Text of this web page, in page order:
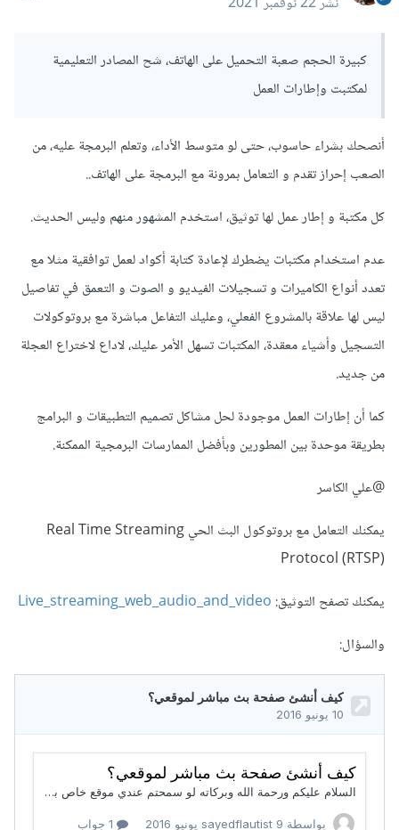
كبيرة الحجم صعبة التحميل على الهاتف، شح المصادر التعليمية
لمكتبت وإطارات العمل
أنصحك بشراء حاسوب، حتى لو متوسط الأداء، وتعلم البرمجة عليه، من
الصعب إحراز تقدم و التعامل بمرونة مع البرمجة على الهاتف..
كل مكتبة و إطار عمل لها توثيق، استخدم المشهور منهم وليس الحديث.
عدم استخدام مكتبات يضطرك لإعادة كتابة أكواد لعمل توافقية مثلا مع
تعدد أنواع الكاميرات و تسجيلات الفيديو و الصوت و التعمق في تفاصيل
ليس لها علاقة بالمشروع الفعلي، وعليك التفاعل مباشرة مع بروتوكولات
التسجيل وأشياء معقدة، المكتبات تسهل الأمر عليك، لاداع لاختراع العجلة
من جديد.
كما أن إطارات العمل موجودة لحل مشاكل تصميم التطبيقات و البرامج
بطريقة موحدة بين المطورين وبأفضل الممارسات البرمجية الممكنة.
@علي الكاسر
يمكنك التعامل مع بروتوكول البث الحي Real Time Streaming
Protocol (RTSP)
يمكنك تصفح التوثيق: Live_streaming_web_audio_and_video
والسؤال: